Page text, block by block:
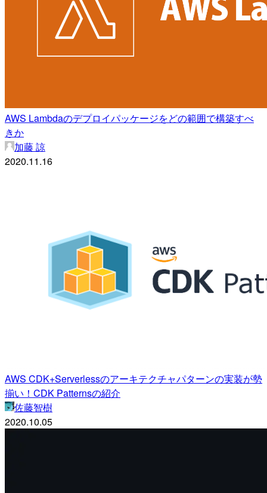
AWS Lambdaのデプロイパッケージをどの範囲で構築すべ
きか
加藤 諒
2020.11.16
AWS CDK+Serverlessのアーキテクチャパターンの実装が勢
揃い！CDK Patternsの紹介
佐藤智樹
2020.10.05